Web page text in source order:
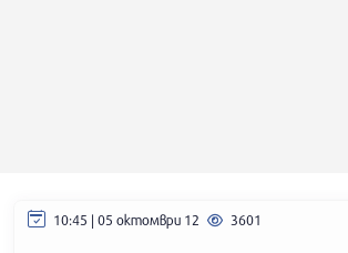
10:45 | 05 октомври 12 3601